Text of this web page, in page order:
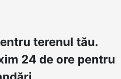
terenul tău.
24 de ore pentru